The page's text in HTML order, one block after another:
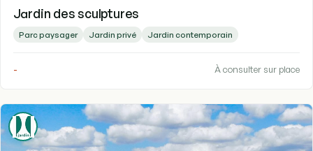
Jardin des sculptures
Parc paysager Jardin privé Jardin contemporain
- À consulter sur place